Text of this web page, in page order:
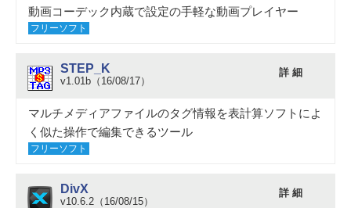
動画コーデック内蔵で設定の手軽な動画プレイヤー
フリーソフト
STEP_K
v1.01b（16/08/17）
詳 細
マルチメディアファイルのタグ情報を表計算ソフトによ
く似た操作で編集できるツール
フリーソフト
DivX
v10.6.2（16/08/15）
詳 細